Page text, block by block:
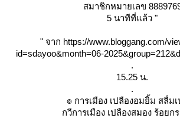
สมาชิกหมายเลข
5 นาทีที่แล้ว "
" จาก https://www.bloggang.com/
id=sdayoo&month=06-
.
15.25 น.
.
๏ การเมือง เปลืองอมยิ้ม สลื่ม
กวีการเมือง เปลืองสมอง ร้อยก